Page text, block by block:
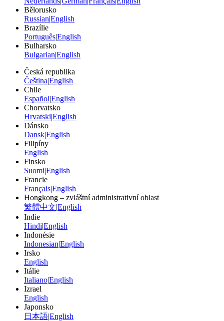
Bělorusko
Russian|English
Brazílie
Português|English
Bulharsko
Bulgarian|English
Česká republika
Čeština|English
Chile
Español|English
Chorvatsko
Hrvatski|English
Dánsko
Dansk|English
Filipíny
English
Finsko
Suomi|English
Francie
Français|English
Hongkong – zvláštní administrativní oblast
繁體中文|English
Indie
Hindi|English
Indonésie
Indonesian|English
Irsko
English
Itálie
Italiano|English
Izrael
English
Japonsko
日本語|English